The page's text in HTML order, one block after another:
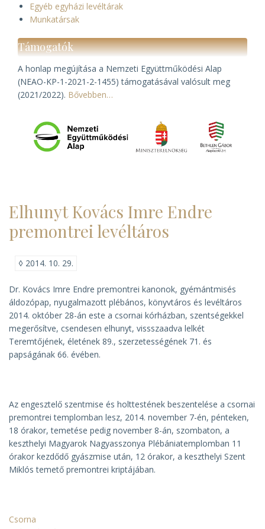
Egyéb egyházi levéltárak
Munkatársak
Támogatók
A honlap megújítása a Nemzeti Együttműködési Alap
(NEAO-KP-1-2021-2-1455) támogatásával valósult meg
(2021/2022). Bővebben…
Elhunyt Kovács Imre Endre
premontrei levéltáros
◊ 2014. 10. 29.
Dr. Kovács Imre Endre premontrei kanonok, gyémántmisés
áldozópap, nyugalmazott plébános, könyvtáros és levéltáros
2014. október 28-án este a csornai kórházban, szentségekkel
megerősítve, csendesen elhunyt, vissszaadva lelkét
Teremtőjének, életének 89., szerzetességének 71. és
papságának 66. évében.
Az engesztelő szentmise és holttestének beszentelése a csornai
premontrei templomban lesz, 2014. november 7-én, pénteken,
18 órakor, temetése pedig november 8-án, szombaton, a
keszthelyi Magyarok Nagyasszonya Plébániatemplomban 11
órakor kezdődő gyászmise után, 12 órakor, a keszthelyi Szent
Miklós temető premontrei kriptájában.
Csorna